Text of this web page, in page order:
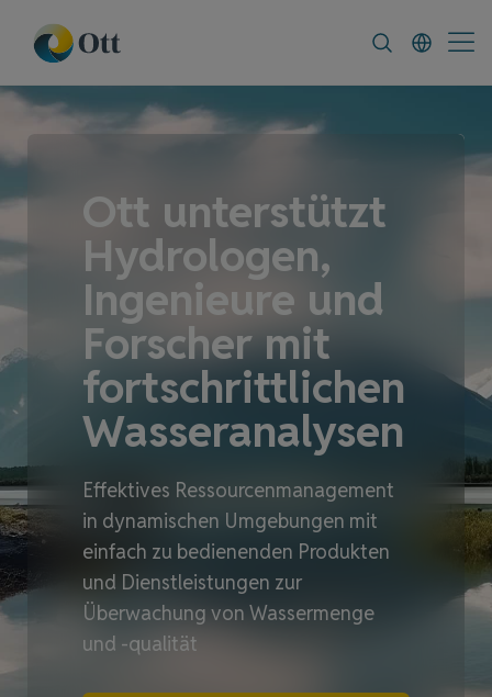
Ott unterstützt
Hydrologen,
Ingenieure und
Forscher mit
fortschrittlichen
Wasseranalysen
Effektives Ressourcenmanagement
in dynamischen Umgebungen mit
einfach zu bedienenden Produkten
und Dienstleistungen zur
Überwachung von Wassermenge
und -qualität